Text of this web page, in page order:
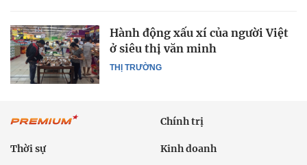
THỊ TRƯỜNG
Hành động xấu xí của người Việt
ở siêu thị văn minh
Chính trị
Thời sự Kinh doanh